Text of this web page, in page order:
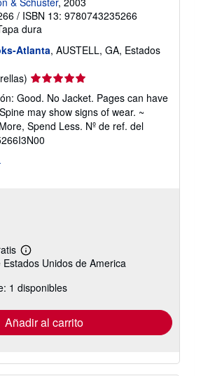
/ ISBN 13: 9780743235266
dura
Atlanta, AUSTELL, GA, Estados
Calificación
del
vendedor:
5
de
5
Good. No Jacket. Pages can have
may show signs of wear. ~
Spend Less. Nº de ref. del
Más
información
las
tarifas
envío
Unidos de America
1 disponibles
Añadir al carrito